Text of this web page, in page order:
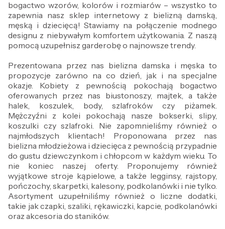
bogactwo wzorów, kolorów i rozmiarów – wszystko to
zapewnia nasz sklep internetowy z bielizną damską,
męską i dziecięcą! Stawiamy na połączenie modnego
designu z niebywałym komfortem użytkowania. Z naszą
pomocą uzupełnisz garderobę o najnowsze trendy.
Prezentowana przez nas bielizna damska i męska to
propozycje zarówno na co dzień, jak i na specjalne
okazje. Kobiety z pewnością pokochają bogactwo
oferowanych przez nas biustonoszy, majtek, a także
halek, koszulek, body, szlafroków czy piżamek.
Mężczyźni z kolei pokochają nasze bokserki, slipy,
koszulki czy szlafroki. Nie zapomnieliśmy również o
najmłodszych klientach! Proponowana przez nas
bielizna młodzieżowa i dziecięca z pewnością przypadnie
do gustu dziewczynkom i chłopcom w każdym wieku. To
nie koniec naszej oferty. Proponujemy również
wyjątkowe stroje kąpielowe, a także legginsy, rajstopy,
pończochy, skarpetki, kalesony, podkolanówki i nie tylko.
Asortyment uzupełniliśmy również o liczne dodatki,
takie jak czapki, szaliki, rękawiczki, kapcie, podkolanówki
oraz akcesoria do staników.